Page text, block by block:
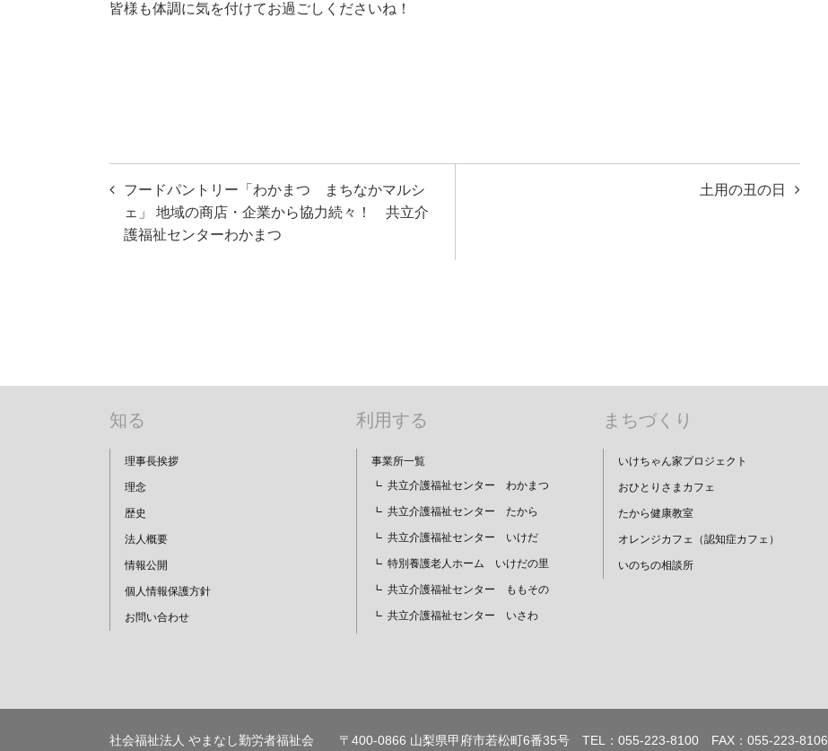
皆様も体調に気を付けてお過ごしくださいね！
投
稿
ナ
シ
ョ
ン
土用の丑の日
フードパントリー「わかまつ まちなかマルシ
ェ」 地域の商店・企業から協力続々！ 共立介
護福祉センターわかまつ
知る
理事長挨拶
理念
歴史
法人概要
情報公開
個人情報保護方針
お問い合わせ
利用する
事業所一覧
共立介護福祉センター わかまつ
共立介護福祉センター たから
共立介護福祉センター いけだ
特別養護老人ホーム いけだの里
共立介護福祉センター ももその
共立介護福祉センター いさわ
まちづくり
いけちゃん家プロジェクト
おひとりさまカフェ
たから健康教室
オレンジカフェ（認知症カフェ）
いのちの相談所
社会福祉法人 やまなし勤労者福祉会 〒400-0866 山梨県甲府市若松町6番35号 TEL：055-223-8100 FAX：055-223-8106